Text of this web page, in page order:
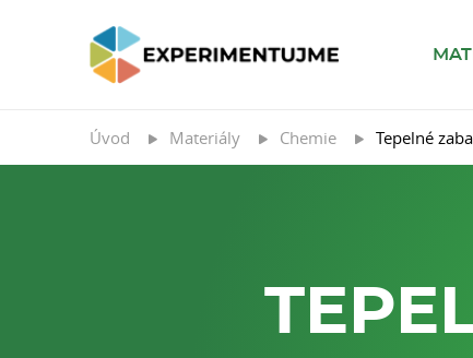
Úvod Materiály Chemie Tepelné